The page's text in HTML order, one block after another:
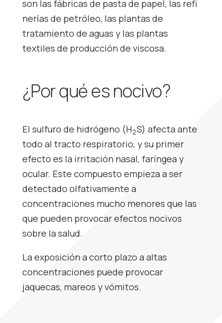
son las fábricas de pasta de papel, las refi
nerías de petróleo, las plantas de
tratamiento de aguas y las plantas
textiles de producción de viscosa.
¿Por qué es nocivo?
El sulfuro de hidrógeno (H2S) afecta ante
todo al tracto respiratorio, y su primer
efecto es la irritación nasal, faríngea y
ocular. Este compuesto empieza a ser
detectado olfativamente a
concentraciones mucho menores que las
que pueden provocar efectos nocivos
sobre la salud.
La exposición a corto plazo a altas
concentraciones puede provocar
jaquecas, mareos y vómitos.